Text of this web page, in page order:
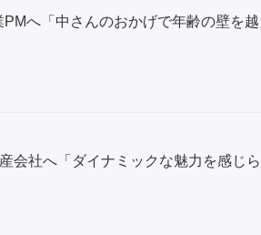
へ「中さんのおかげで年齢の壁を
会社へ「ダイナミックな魅力を感じ